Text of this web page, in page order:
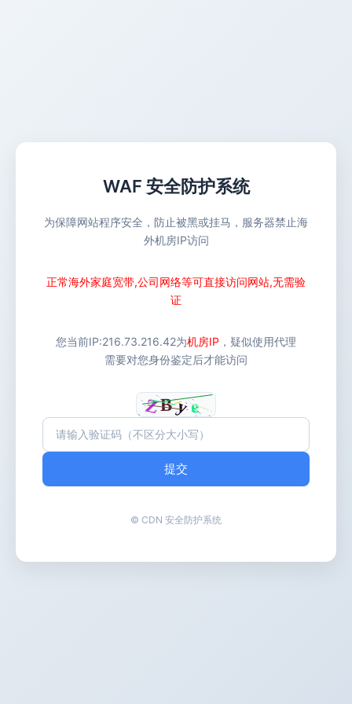
WAF 安全防护系统
为保障网站程序安全，防止被黑或挂马，服务器禁止海
外机房IP访问
正常海外家庭宽带,公司网络等可直接访问网站,无需验
证
您当前IP:216.73.216.42为机房IP ，疑似使用代理
需要对您身份鉴定后才能访问
提交
© CDN 安全防护系统